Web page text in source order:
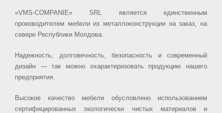
«VMS-COMPANIE» SRL является единственным
производителем мебели из металлоконструкции на заказ, на
севере Республики Молдова.
Надежность, долговечность, безопасность и современный
дизайн — так можно охарактеризовать продукцию нашего
предприятия.
Высокое качество мебели обусловлено использованием
сертифицированных экологически чистых материалов и